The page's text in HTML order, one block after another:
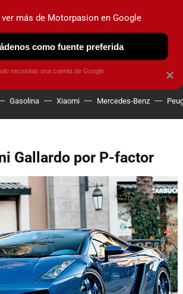
ELÉCTRICOS OBSERVATORIO
Gasolina Xiaomi Mercedes-Benz
Gallardo por P-factor
×
ver más de Motorpasion en Google
como fuente preferida
necesitas una cuenta de Google